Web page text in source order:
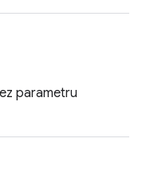
parametru